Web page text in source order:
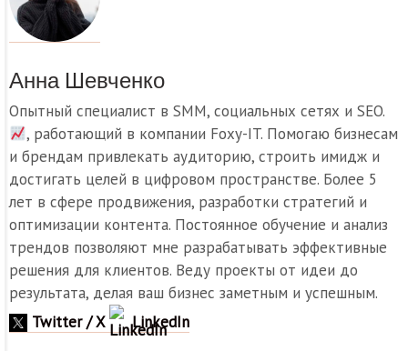
Анна Шевченко
Опытный специалист в SMM, социальных сетях и SEO.
, работающий в компании Foxy-IT. Помогаю бизнесам
и брендам привлекать аудиторию, строить имидж и
достигать целей в цифровом пространстве. Более 5
лет в сфере продвижения, разработки стратегий и
оптимизации контента. Постоянное обучение и анализ
трендов позволяют мне разрабатывать эффективные
решения для клиентов. Веду проекты от идеи до
результата, делая ваш бизнес заметным и успешным.
Twitter / X
LinkedIn